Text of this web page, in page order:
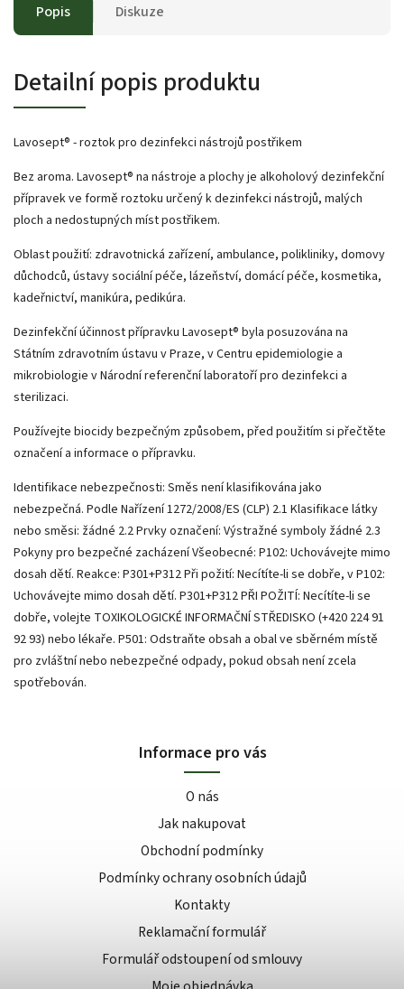
Popis Diskuze
Detailní popis produktu
Lavosept® - roztok pro dezinfekci nástrojů postřikem
Bez aroma. Lavosept® na nástroje a plochy je alkoholový dezinfekční
přípravek ve formě roztoku určený k dezinfekci nástrojů, malých
ploch a nedostupných míst postřikem.
Oblast použití: zdravotnická zařízení, ambulance, polikliniky, domovy
důchodců, ústavy sociální péče, lázeňství, domácí péče, kosmetika,
kadeřnictví, manikúra, pedikúra.
Dezinfekční účinnost přípravku Lavosept® byla posuzována na
Státním zdravotním ústavu v Praze, v Centru epidemiologie a
mikrobiologie v Národní referenční laboratoří pro dezinfekci a
sterilizaci.
Používejte biocidy bezpečným způsobem, před použitím si přečtěte
označení a informace o přípravku.
Identifikace nebezpečnosti: Směs není klasifikována jako
nebezpečná. Podle Nařízení 1272/2008/ES (CLP) 2.1 Klasifikace látky
nebo směsi: žádné 2.2 Prvky označení: Výstražné symboly žádné 2.3
Pokyny pro bezpečné zacházení Všeobecné: P102: Uchovávejte mimo
dosah dětí. Reakce: P301+P312 Při požití: Necítíte-li se dobře, v P102:
Uchovávejte mimo dosah dětí. P301+P312 PŘI POŽITÍ: Necítíte-li se
dobře, volejte TOXIKOLOGICKÉ INFORMAČNÍ STŘEDISKO (+420 224 91
92 93) nebo lékaře. P501: Odstraňte obsah a obal ve sběrném místě
pro zvláštní nebo nebezpečné odpady, pokud obsah není zcela
spotřebován.
Informace pro vás
O nás
Jak nakupovat
Obchodní podmínky
Podmínky ochrany osobních údajů
Kontakty
Reklamační formulář
Formulář odstoupení od smlouvy